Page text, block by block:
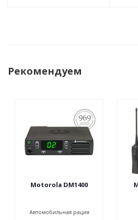
Рекомендуем
ПОСТАНОВЛЕНИЕ
969
Motorola DM1400
Автомобильная рация